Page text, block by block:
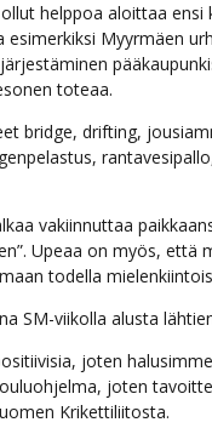
helppoa aloittaa ensi
Myyrmäen
toteaa.
bridge, drifting,
vakiinnuttaa
Upeaa on myös, että
todella
SM-viikolla alusta
joten
joten
Krikettiliitosta.